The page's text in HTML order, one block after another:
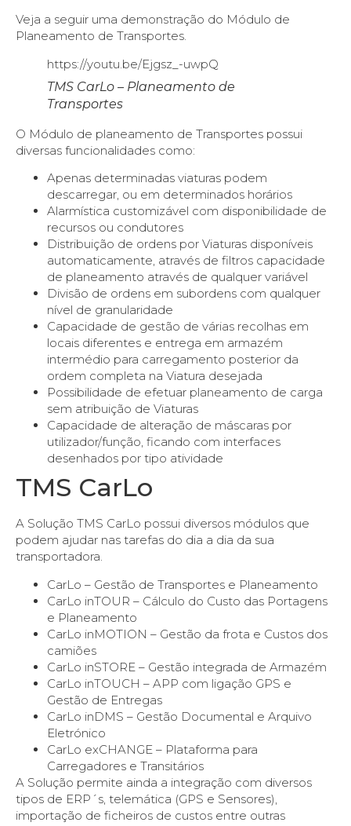
Veja a seguir uma demonstração do Módulo de
Planeamento de Transportes.
https://youtu.be/Ejgsz_-uwpQ
TMS CarLo – Planeamento de
Transportes
O Módulo de planeamento de Transportes possui
diversas funcionalidades como:
Apenas determinadas viaturas podem
descarregar, ou em determinados horários
Alarmística customizável com disponibilidade de
recursos ou condutores
Distribuição de ordens por Viaturas disponíveis
automaticamente, através de filtros capacidade
de planeamento através de qualquer variável
Divisão de ordens em subordens com qualquer
nível de granularidade
Capacidade de gestão de várias recolhas em
locais diferentes e entrega em armazém
intermédio para carregamento posterior da
ordem completa na Viatura desejada
Possibilidade de efetuar planeamento de carga
sem atribuição de Viaturas
Capacidade de alteração de máscaras por
utilizador/função, ficando com interfaces
desenhados por tipo atividade
TMS CarLo
A Solução TMS CarLo possui diversos módulos que
podem ajudar nas tarefas do dia a dia da sua
transportadora.
CarLo – Gestão de Transportes e Planeamento
CarLo inTOUR – Cálculo do Custo das Portagens
e Planeamento
CarLo inMOTION – Gestão da frota e Custos dos
camiões
CarLo inSTORE – Gestão integrada de Armazém
CarLo inTOUCH – APP com ligação GPS e
Gestão de Entregas
CarLo inDMS – Gestão Documental e Arquivo
Eletrónico
CarLo exCHANGE – Plataforma para
Carregadores e Transitários
A Solução permite ainda a integração com diversos
tipos de ERP´s, telemática (GPS e Sensores),
importação de ficheiros de custos entre outras